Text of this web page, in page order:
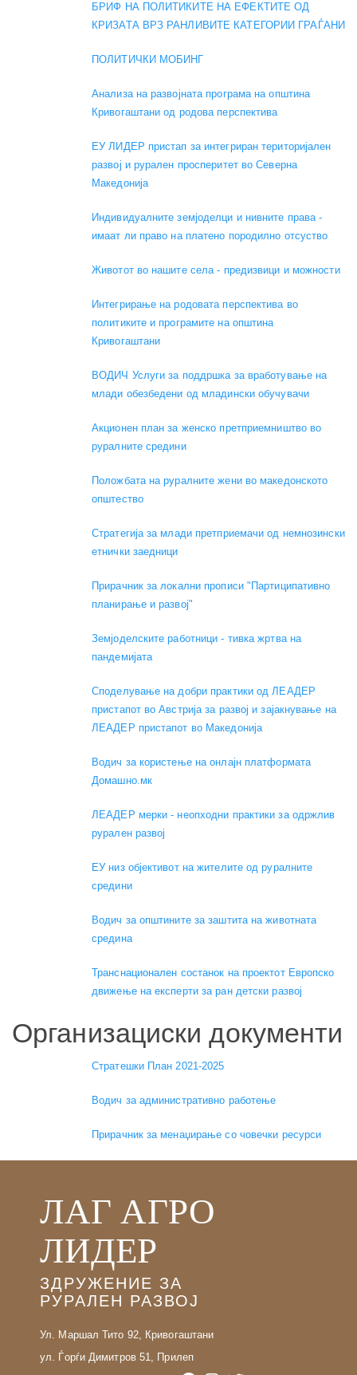
БРИФ НА ПОЛИТИКИТЕ НА ЕФЕКТИТЕ ОД
КРИЗАТА ВРЗ РАНЛИВИТЕ КАТЕГОРИИ ГРАЃАНИ
ПОЛИТИЧКИ МОБИНГ
Анализа на развојната програма на општина
Кривогаштани од родова перспектива
ЕУ ЛИДЕР пристап за интегриран територијален
развој и рурален просперитет во Северна
Македонија
Индивидуалните земјоделци и нивните права -
имаат ли право на платено породилно отсуство
Животот во нашите села - предизвици и можности
Интегрирање на родовата перспектива во
политиките и програмите на општина
Кривогаштани
ВОДИЧ Услуги за поддршка за вработување на
млади обезбедени од младински обучувачи
Акционен план за женско претприемништво во
руралните средини
Положбата на руралните жени во македонското
општество
Стратегија за млади претприемачи од немнозински
етнички заедници
Прирачник за локални прописи "Партиципативно
планирање и развој"
Земјоделските работници - тивка жртва на
пандемијата
Споделување на добри практики од ЛЕАДЕР
пристапот во Австрија за развој и зајакнување на
ЛЕАДЕР пристапот во Македонија
Водич за користење на онлајн платформата
Домашно.мк
ЛЕАДЕР мерки - неопходни практики за одржлив
рурален развој
ЕУ низ објективот на жителите од руралните
средини
Водич за општините за заштита на животната
средина
Транснационален состанок на проектот Европско
движење на експерти за ран детски развој
Организациски документи
Стратешки План 2021-2025
Водич за административно работење
Прирачник за менаџирање со човечки ресурси
ЛАГ АГРО
ЛИДЕР
ЗДРУЖЕНИЕ ЗА
РУРАЛЕН РАЗВОЈ
Ул. Маршал Тито 92, Кривогаштани
ул. Ѓорѓи Димитров 51, Прилеп